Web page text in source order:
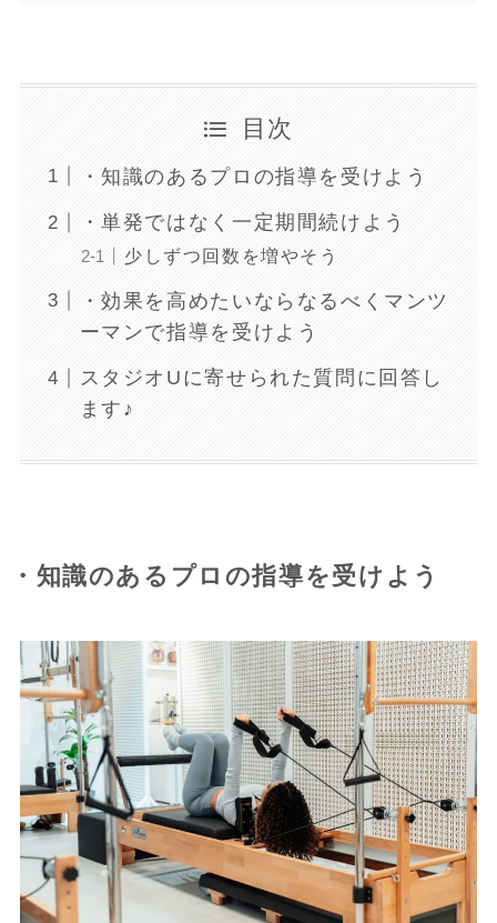
目次
・知識のあるプロの指導を受けよう
・単発ではなく一定期間続けよう
少しずつ回数を増やそう
・効果を高めたいならなるべくマンツ
ーマンで指導を受けよう
スタジオUに寄せられた質問に回答し
ます♪
・知識のあるプロの指導を受けよう